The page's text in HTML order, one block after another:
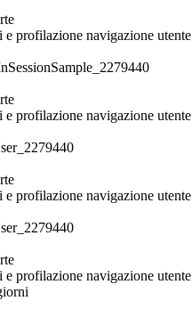
e profilazione navigazione utente
e profilazione navigazione utente
e profilazione navigazione utente
e profilazione navigazione utente